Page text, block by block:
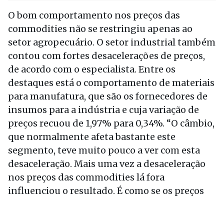
O bom comportamento nos preços das
commodities não se restringiu apenas ao
setor agropecuário. O setor industrial também
contou com fortes desacelerações de preços,
de acordo com o especialista. Entre os
destaques está o comportamento de materiais
para manufatura, que são os fornecedores de
insumos para a indústria e cuja variação de
preços recuou de 1,97% para 0,34%. “O câmbio,
que normalmente afeta bastante este
segmento, teve muito pouco a ver com esta
desaceleração. Mais uma vez a desaceleração
nos preços das commodities lá fora
influenciou o resultado. É como se os preços